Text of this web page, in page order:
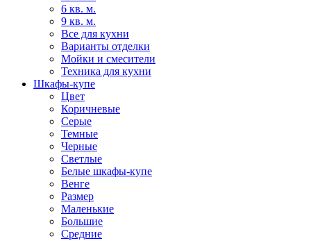
6 кв. м.
9 кв. м.
Все для кухни
Варианты отделки
Мойки и смесители
Техника для кухни
Шкафы-купе
Цвет
Коричневые
Серые
Темные
Черные
Светлые
Белые шкафы-купе
Венге
Размер
Маленькие
Большие
Средние